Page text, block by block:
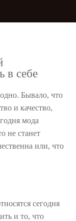
в себе
Бывало, что
и качество,
мода
не станет
или, что
сегодня
и то, что